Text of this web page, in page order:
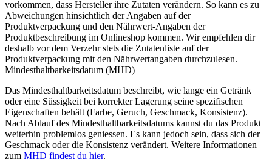
vorkommen, dass Hersteller ihre Zutaten verändern. So kann es zu
Abweichungen hinsichtlich der Angaben auf der
Produktverpackung und den Nährwert-Angaben der
Produktbeschreibung im Onlineshop kommen. Wir empfehlen dir
deshalb vor dem Verzehr stets die Zutatenliste auf der
Produktverpackung mit den Nährwertangaben durchzulesen.
Mindesthaltbarkeitsdatum (MHD)
Das Mindesthaltbarkeitsdatum beschreibt, wie lange ein Getränk
oder eine Süssigkeit bei korrekter Lagerung seine spezifischen
Eigenschaften behält (Farbe, Geruch, Geschmack, Konsistenz).
Nach Ablauf des Mindesthaltbarkeitsdatums kannst du das Produkt
weiterhin problemlos geniessen. Es kann jedoch sein, dass sich der
Geschmack oder die Konsistenz verändert. Weitere Informationen
zum MHD findest du hier.